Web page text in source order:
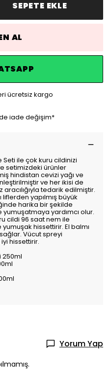
SEPETE EKLE
AL
ücretsiz kargo
iade değişim*
ile çok kuru cildinizi
setimizdeki ürünler
hindistan cevizi yağı ve
ve her ikisi de
aracılığıyla tedarik edilmiştir.
liflerden yapılmış büyük
harika bir şekilde
yardımcı olur.
cildi 96 saat nem ile
hissettirir. El balmı
Vücut spreyi
hissettirir.
250ml
Yorum Yap